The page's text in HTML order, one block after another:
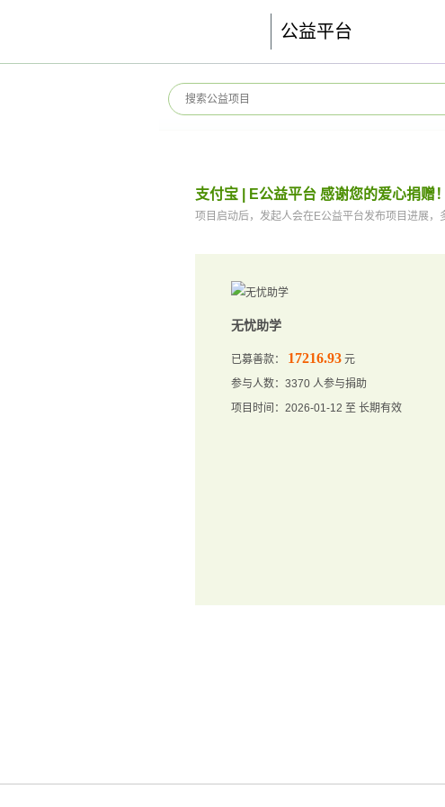
公益平台
支付宝 | E公益平台 感谢您的爱心捐赠！
项目启动后，发起人会在E公益平台发布项目进展，
无忧助学
已募善款： 17216.93 元
参与人数：3370 人参与捐助
项目时间：2026-01-12 至 长期有效